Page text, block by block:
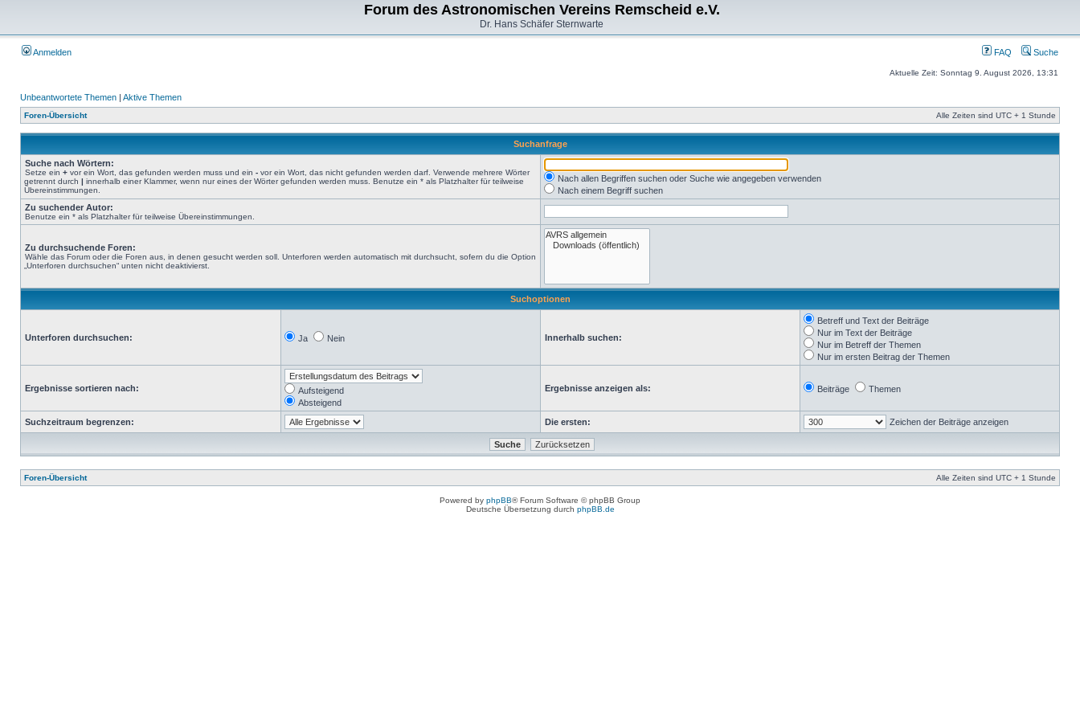
Forum des Astronomischen Vereins Remscheid e.V.
Dr. Hans Schäfer Sternwarte
Anmelden FAQ Suche
Aktuelle Zeit: Sonntag 9. August 2026, 13:31
Unbeantwortete Themen | Aktive Themen
Foren-Übersicht Alle Zeiten sind UTC + 1 Stunde
Suchanfrage
Suche nach Wörtern:
Setze ein + vor ein Wort, das gefunden werden muss und ein - vor ein Wort, das nicht gefunden werden darf. Verwende mehrere Wörter
getrennt durch | innerhalb einer Klammer, wenn nur eines der Wörter gefunden werden muss. Benutze ein * als Platzhalter für teilweise
Übereinstimmungen.
Nach allen Begriffen suchen oder Suche wie angegeben verwenden
Nach einem Begriff suchen
Zu suchender Autor:
Benutze ein * als Platzhalter für teilweise Übereinstimmungen.
Zu durchsuchende Foren:
Wähle das Forum oder die Foren aus, in denen gesucht werden soll. Unterforen werden automatisch mit durchsucht, sofern du die Option
„Unterforen durchsuchen“ unten nicht deaktivierst.
Suchoptionen
Unterforen durchsuchen: Ja Nein Innerhalb suchen:
Betreff und Text der Beiträge
Nur im Text der Beiträge
Nur im Betreff der Themen
Nur im ersten Beitrag der Themen
Ergebnisse sortieren nach:
Aufsteigend
Absteigend
Ergebnisse anzeigen als: Beiträge Themen
Suchzeitraum begrenzen: Die ersten: Zeichen der Beiträge anzeigen
Foren-Übersicht Alle Zeiten sind UTC + 1 Stunde
Powered by phpBB® Forum Software © phpBB Group
Deutsche Übersetzung durch phpBB.de